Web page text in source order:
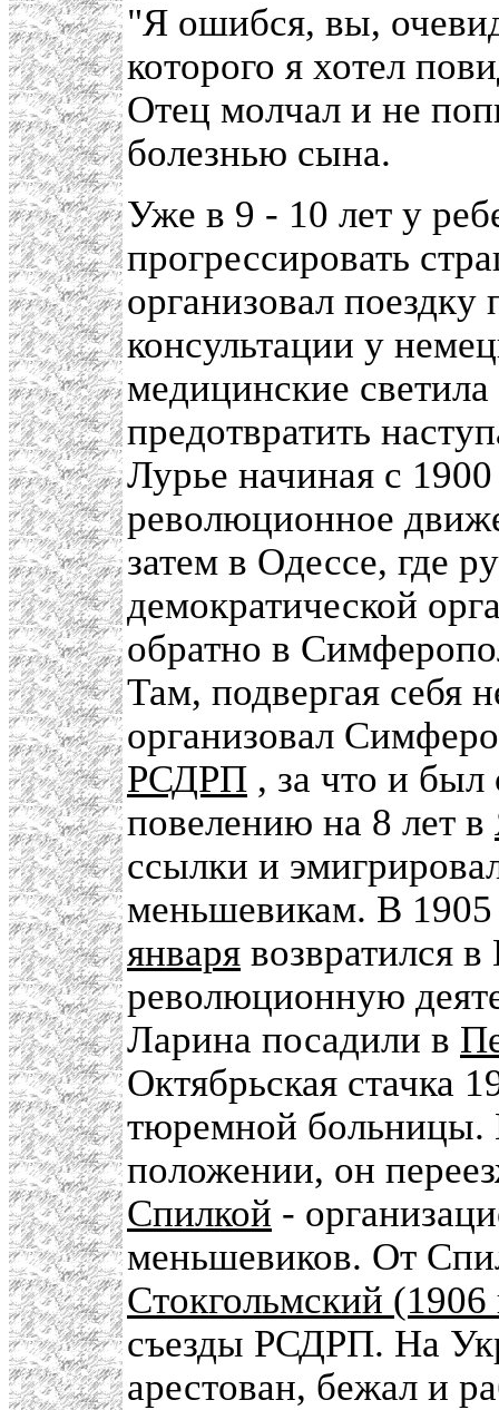
"Я ошибся, вы,
которого я хотел
Отец молчал и не
болезнью сына.
Уже в 9 - 10 лет у
прогрессировать
организовал
консультации у
медицинские
предотвратить
Лурье начиная с
революционное
затем в Одессе, где
демократической
обратно в
Там, подвергая себя
организовал
РСДРП , за что и
повелению на 8 лет в
ссылки и
меньшевикам. В
января возвратился
революционную
Ларина посадили в
Октябрьская стачка
тюремной больницы.
положении, он
Спилкой -
меньшевиков. От
Стокгольмский (1906
съезды РСДРП. На
арестован, бежал и